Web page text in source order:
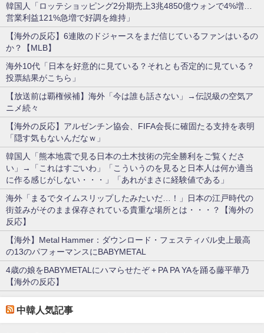
韓国人「ロッテショッピング2分期売上3兆4850億ウォンで4%増…
営業利益121%急増で好調を維持」
【海外の反応】6連敗のドジャースをまだ信じているファンはいるの
か？【MLB】
海外10代「日本を好意的に見ている？それとも否定的に見ている？
投票結果がこちら」
【放送前は覇権候補】海外「今は誰も話さない」→伝説級の空気ア
ニメ続々
【海外の反応】アルゼンチン協会、FIFA会長に確固たる支持を表明
「隠す気もないんだなｗ」
韓国人「熊本地震で見る日本の土木技術の完全勝利をご覧くださ
い」→「これはすごいわ」「こういうのを見ると日本人は何か適当
に作る感じがしない・・・」「あれがまさに経験値である」
海外「まるでタイムスリップしたみたいだ…！」日本の江戸時代の
街並みがそのまま保存されている貴重な場所とは・・・？【海外の
反応】
【海外】Metal Hammer：ダウンロード・フェスティバル史上最高
の13のパフォーマンスにBABYMETAL
4歳の娘をBABYMETALにハマらせたぞ + PA PA YAを踊る藤平華乃
【海外の反応】
中韓人気記事